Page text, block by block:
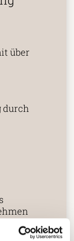
über
durch